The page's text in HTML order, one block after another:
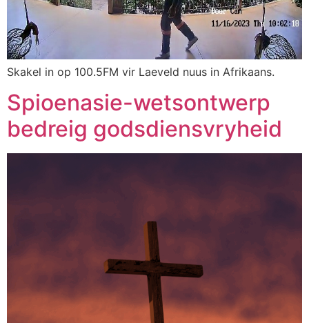
Skakel in op 100.5FM vir Laeveld nuus in Afrikaans.
Spioenasie-wetsontwerp
bedreig godsdiensvryheid